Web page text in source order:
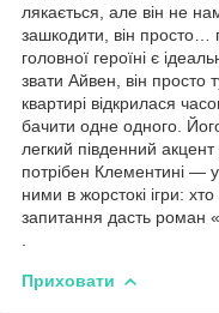
лякається, але він не
зашкодити, він просто…
головної героїні є
звати Айвен, він просто
квартирі відкрилася
бачити одне одного.
легкий південний
потрібен Клементині —
ними в жорстокі ігри:
запитання дасть роман
Приховати